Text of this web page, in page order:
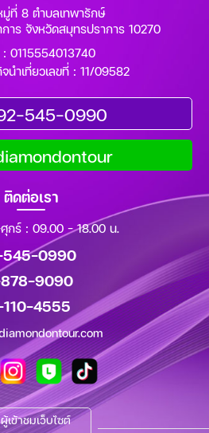
มู่ที่ 8 ตำบลเทพารักษ์
การ จังหวัดสมุทรปราการ 10270
: 0115554013740
นำเที่ยวเลขที่ : 11/09582
545-0990
ติดต่อเรา
กร์ : 09.00 - 18.00 น.
0990
9090
4555
เข้าชมเว็บไซต์